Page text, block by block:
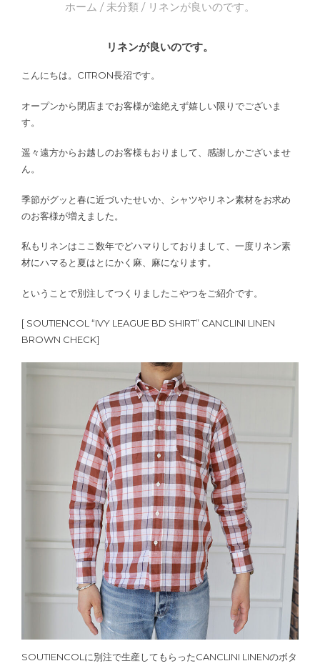
ホーム / 未分類 / リネンが良いのです。
リネンが良いのです。
こんにちは。CITRON長沼です。
オープンから閉店までお客様が途絶えず嬉しい限りでございま
す。
遥々遠方からお越しのお客様もおりまして、感謝しかございませ
ん。
季節がグッと春に近づいたせいか、シャツやリネン素材をお求め
のお客様が増えました。
私もリネンはここ数年でどハマりしておりまして、一度リネン素
材にハマると夏はとにかく麻、麻になります。
ということで別注してつくりましたこやつをご紹介です。
[ SOUTIENCOL “IVY LEAGUE BD SHIRT” CANCLINI LINEN
BROWN CHECK]
SOUTIENCOLに別注で生産してもらったCANCLINI LINENのボタ